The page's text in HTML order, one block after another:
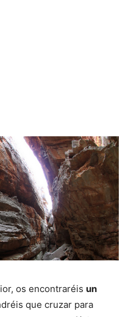
os encontraréis un
que cruzar para